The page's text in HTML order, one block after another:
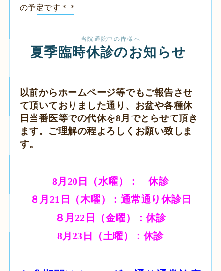
の予定です＊＊
当院通院中の皆様へ
夏季臨時休診のお知らせ
以前からホームページ等でもご報告させ
て頂いておりました通り、お盆や各種休
日当番医等での代休を8月でとらせて頂き
ます。ご理解の程よろしくお願い致しま
す。
8月20日（水曜）： 休診
８月21日（木曜）：通常通り休診日
８月22日（金曜）：休診
8月23日（土曜）：休診